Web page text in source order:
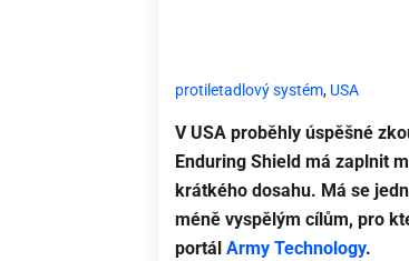
protiletadlový systém, USA
V USA proběhly úspěšné
Enduring Shield má zaplnit
krátkého dosahu. Má se
méně vyspělým cílům, pro
portál Army Technology.